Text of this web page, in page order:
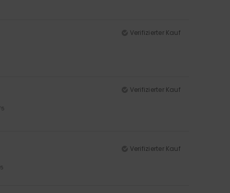
Verifizierter Kauf
Verifizierter Kauf
Verifizierter Kauf